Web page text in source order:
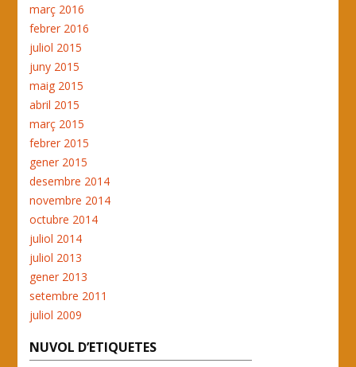
març 2016
febrer 2016
juliol 2015
juny 2015
maig 2015
abril 2015
març 2015
febrer 2015
gener 2015
desembre 2014
novembre 2014
octubre 2014
juliol 2014
juliol 2013
gener 2013
setembre 2011
juliol 2009
NUVOL D’ETIQUETES